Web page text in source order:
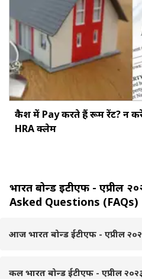
कैश में Pay करते हैं रूम रेंट? न
HRA क्लेम
भारत बोन्ड ईटीएफ - एप्रील
Asked Questions (FAQs)
आज भारत बोन्ड ईटीएफ - एप्रील
कल भारत बोन्ड ईटीएफ - एप्रील